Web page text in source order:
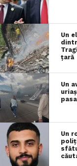
Un
țară
Un
Un